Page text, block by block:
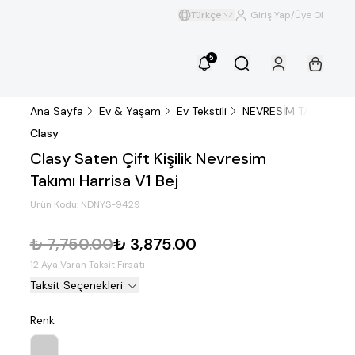
Türkçe Giriş Yap/Üye Ol
5
Ana Sayfa Ev & Yaşam Ev Tekstili NEVRESİM TAKIMI
Clasy
Clasy Saten Çift Kişilik Nevresim
Takımı Harrisa V1 Bej
Ürün Kodu: NDNYS-9429
₺ 7,750.00₺ 3,875.00
12 Aya Varan Taksit Fırsatı
Taksit Seçenekleri
Renk